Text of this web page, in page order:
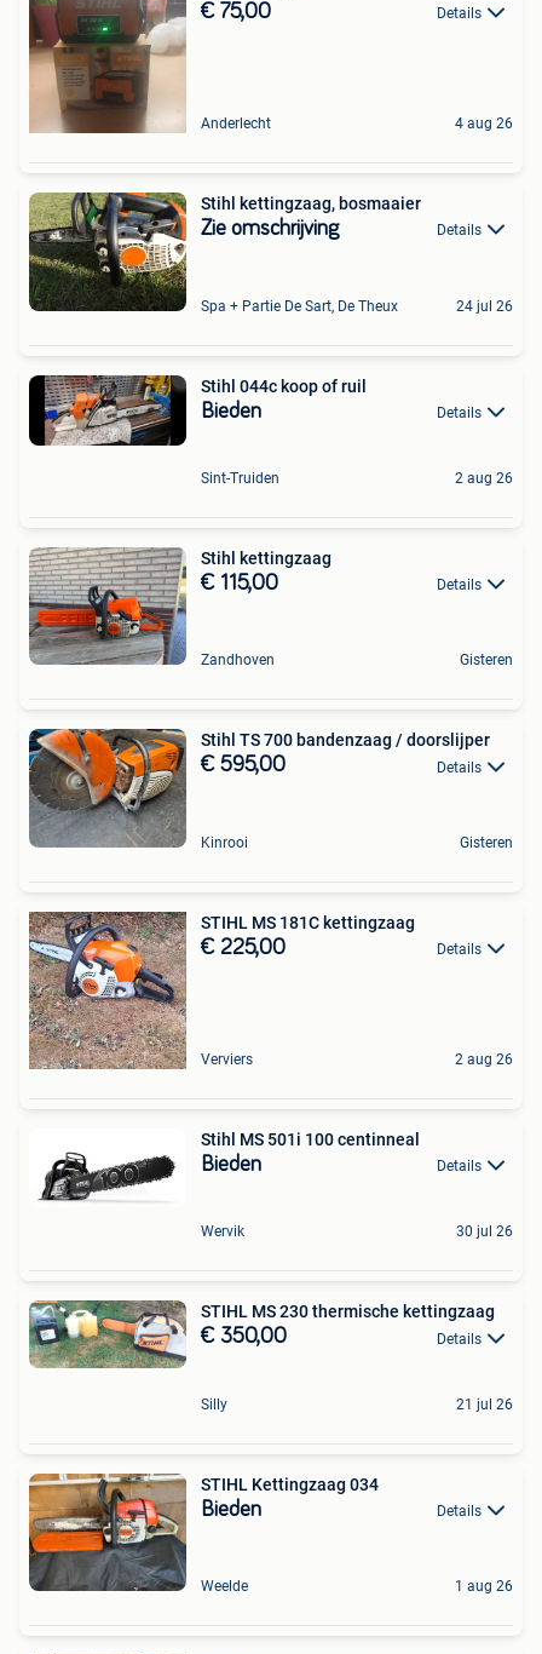
€ 75,00 Details
Anderlecht 4 aug 26
Stihl kettingzaag, bosmaaier
Zie omschrijving Details
Spa + Partie De Sart, De Theux 24 jul 26
Stihl 044c koop of ruil
Bieden Details
Sint-Truiden 2 aug 26
Stihl kettingzaag
€ 115,00 Details
Zandhoven Gisteren
Stihl TS 700 bandenzaag / doorslijper
€ 595,00 Details
Kinrooi Gisteren
STIHL MS 181C kettingzaag
€ 225,00 Details
Verviers 2 aug 26
Stihl MS 501i 100 centinneal
Bieden Details
Wervik 30 jul 26
STIHL MS 230 thermische kettingzaag
€ 350,00 Details
Silly 21 jul 26
STIHL Kettingzaag 034
Bieden Details
Weelde 1 aug 26